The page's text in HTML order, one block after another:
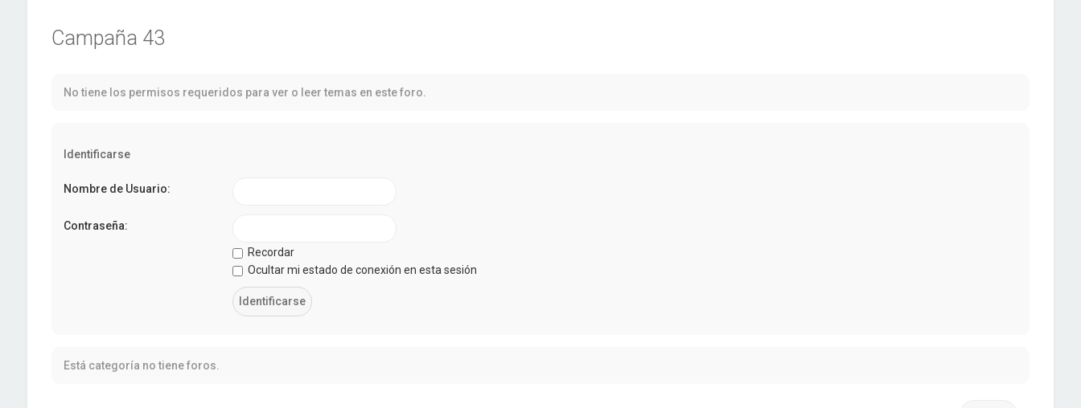
Campaña 43
No tiene los permisos requeridos para ver o leer temas en este foro.
Identificarse
Nombre de Usuario:
Contraseña:
Recordar
Ocultar mi estado de conexión en esta sesión
Está categoría no tiene foros.